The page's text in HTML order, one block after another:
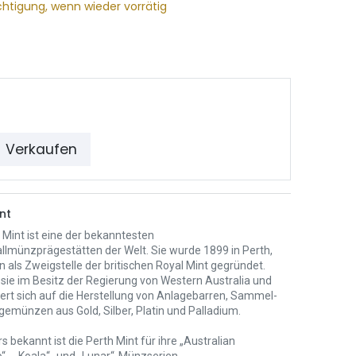
wenn wieder vorrätig
Verkaufen
Mint ist eine der bekanntesten
der Welt. Sie wurde 1899 in Perth,
als Zweigstelle der britischen Royal Mint gegründet.
im Besitz der Regierung von Western Australia und
sich auf die Herstellung von Anlagebarren, Sammel-
aus Gold, Silber, Platin und Palladium.
bekannt ist die Perth Mint für ihre „Australian